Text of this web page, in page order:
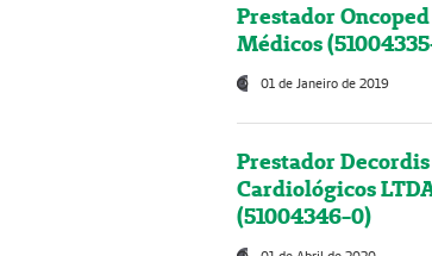
Prestador
Médicos
01 de Janeiro de 2019
Prestador
Cardiológicos
(51004346-0)